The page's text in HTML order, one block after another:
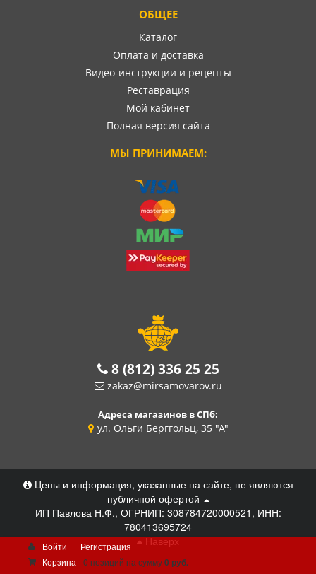
ОБЩЕЕ
Каталог
Оплата и доставка
Видео-инструкции и рецепты
Реставрация
Мой кабинет
Полная версия сайта
МЫ ПРИНИМАЕМ:
8 (812) 336 25 25
zakaz@mirsamovarov.ru
Адреса магазинов в СПб:
ул. Ольги Берггольц, 35 "А"
Цены и информация, указанные на сайте, не являются
публичной офертой
ИП Павлова Н.Ф., ОГРНИП: 308784720000521, ИНН:
780413695724
Наверх
Войти
Регистрация
Корзина
0 позиций на сумму0 руб.